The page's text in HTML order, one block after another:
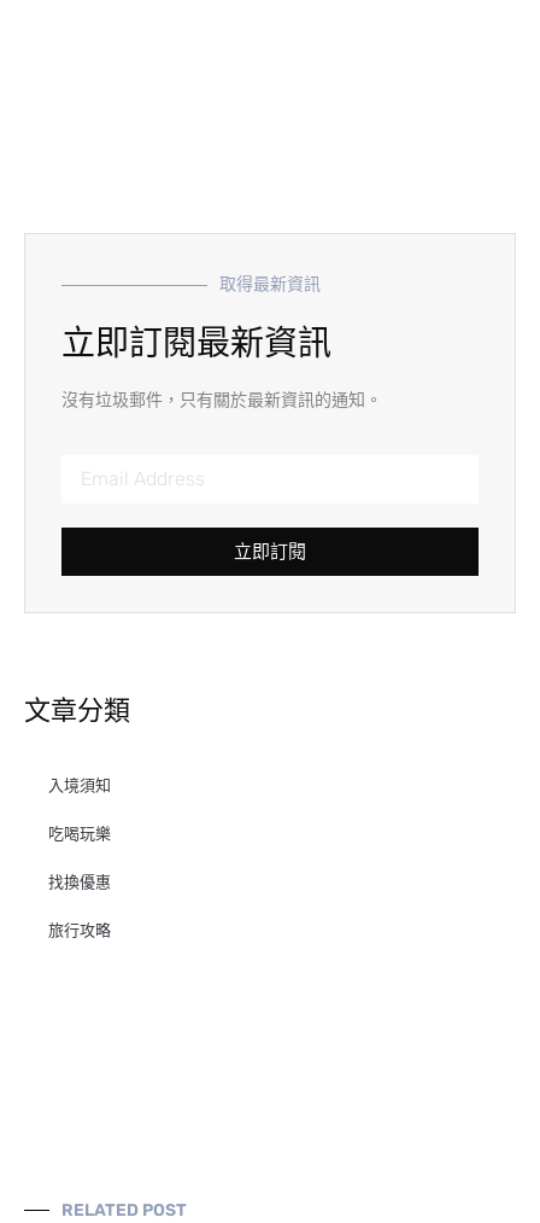
取得最新資訊
立即訂閱最新資訊
沒有垃圾郵件，只有關於最新資訊的通知。
立即訂閱
文章分類
入境須知
吃喝玩樂
找換優惠
旅行攻略
RELATED POST